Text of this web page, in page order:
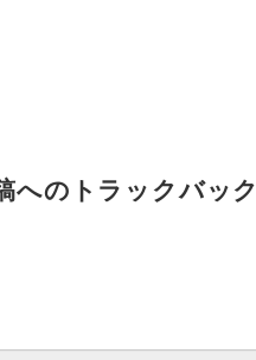
へのトラックバック